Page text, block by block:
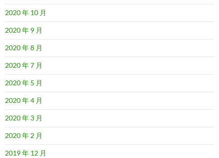
2020 年 10 月
2020 年 9 月
2020 年 8 月
2020 年 7 月
2020 年 5 月
2020 年 4 月
2020 年 3 月
2020 年 2 月
2019 年 12 月